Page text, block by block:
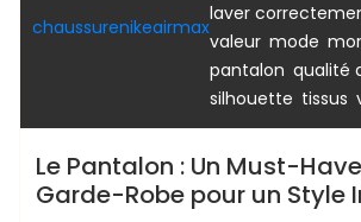
chaussurenikeairmax
laver
valeur mode
pantalon qualité
silhouette tissus
Le Pantalon : Un Must-
Garde-Robe pour un Style